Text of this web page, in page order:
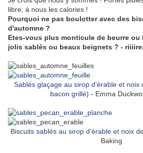
libre, à nous les calories !
Pourquoi ne pas boulotter avec des
d'automne ?
Etes-vous plus monticule de beurre ou
jolis sablés ou beaux beignets ? -
Sablés glaçage au sirop d'érable et noix
bacon grillé) - Emma
Biscuits sablés au sirop d'érable et noix
Baking